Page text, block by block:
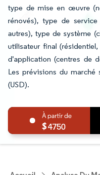
type de mise en œuvre
rénovés), type de
autres), type de système
utilisateur final
d'application (centres de
Les prévisions du
(USD).
4750